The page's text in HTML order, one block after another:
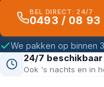
BEL DIRECT: 24/7
0493 / 08 93
We pakken op binnen
24/7 beschikbaar
Ook 's nachts en in